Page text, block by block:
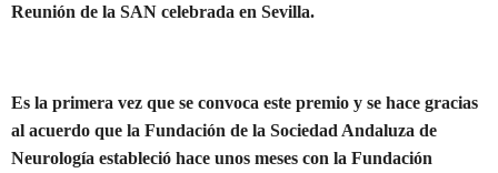
Reunión de la SAN celebrada en Sevilla.
Es la primera vez que se convoca este premio y se hace gracias
al acuerdo que la Fundación de la Sociedad Andaluza de
Neurología estableció hace unos meses con la Fundación